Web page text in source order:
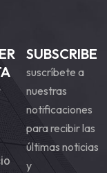
SUBSCRIBE
suscríbete a
nuestras
notificaciones
para recibir las
últimas noticias
y